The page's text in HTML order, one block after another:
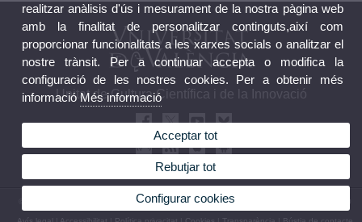
Unitat de Cultura Científica i de la Innovació
© 2026 UV. - Avda Blasco Ibañez, 13. 46010 València. Espanya.Tel.: (+34) 96 339 50 00
realitzar anàlisis d'ús i mesurament de la nostra pàgina web
amb la finalitat de personalitzar continguts,així com
proporcionar funcionalitats a les xarxes socials o analitzar el
nostre trànsit. Per a continuar accepta o modifica la
configuració de les nostres cookies. Per a obtenir més
informacióMés informació
Acceptar tot
Rebutjar tot
Configurar cookies